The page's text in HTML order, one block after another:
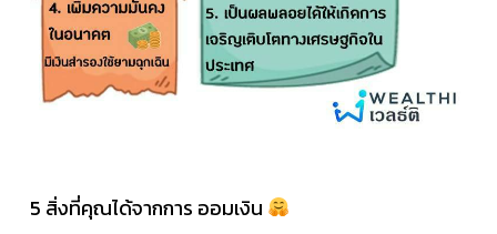
5 สิ่งที่คุณได้จากการ ออมเงิน